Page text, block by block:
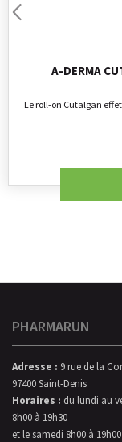
A-DERMA
Le roll-on Cutalgan
PHARMARUN
Adresse : 9 rue de la
97400 Saint-Denis
Horaires : du lundi au
8h00 à 19h30
et le samedi 8h00 à 19h00